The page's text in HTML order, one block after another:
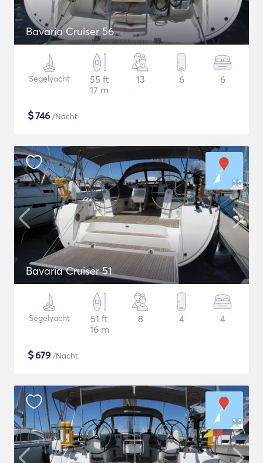
Bavaria Cruiser 56
Segelyacht
55 ft
17 m
13 6 6
$746 /Nacht
Bavaria Cruiser 51
Segelyacht
51 ft
16 m
8 4 4
$679 /Nacht